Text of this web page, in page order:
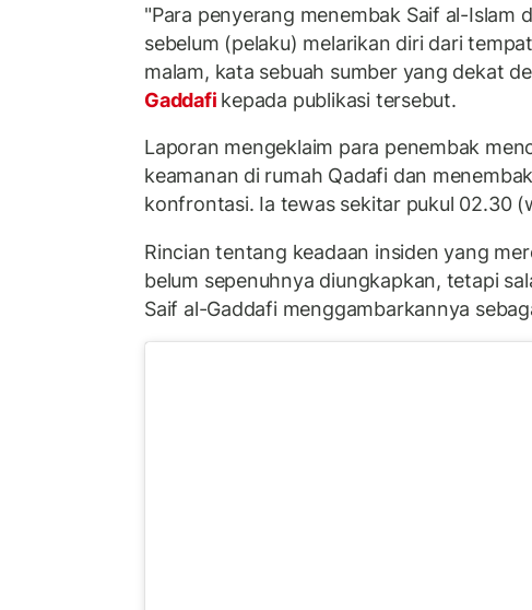
"Para penyerang menembak Saif al-Islam
sebelum (pelaku) melarikan diri dari
malam, kata sebuah sumber yang dekat
Gaddafi kepada publikasi tersebut.
Laporan mengeklaim para penembak
keamanan di rumah Qadafi dan
konfrontasi. Ia tewas sekitar pukul 02.30
Rincian tentang keadaan insiden yang
belum sepenuhnya diungkapkan, tetapi
Saif al-Gaddafi menggambarkannya